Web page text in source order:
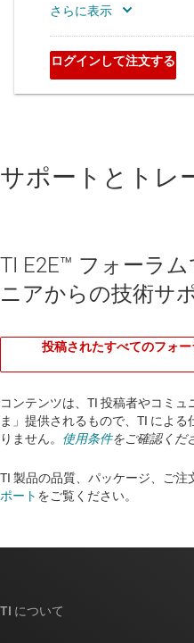
サポートとトレ
TI E2E™ フォーラ
ニアからの技術サ
投稿されたすべてのフォ
コンテンツは、TI 投稿者やコミ
ま」提供されるもので、TI によ
りません。 使用条件をご確認くだ
TI 製品の品質、パッケージ、ご注
ポート をご覧ください。​​​​​​​​​​​​​​
TI について